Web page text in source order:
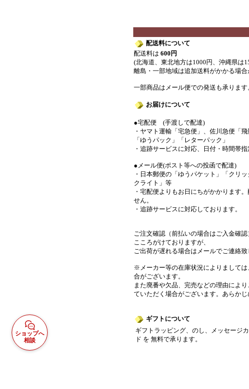
配送料について
配送料は 600円
(北海道、東北地方は1000円、沖縄県は
離島・一部地域は追加送料がかかる場合
一部商品はメール便での発送も承ります
お届けについて
●宅配便 (手渡しで配達)
・ヤマト運輸「宅急便」、佐川急便「
「ゆうパック」「レターパック」
・追跡サービスに対応、日付・時間帯指
●メール便(ポスト等への投函で配達)
・日本郵便の「ゆうパケット」「クリ
クライト」等
・宅配便よりもお日にちがかかります
せん。
・追跡サービスに対応しております。
ご注文確認（前払いの場合はご入金確
こころがけておりますが、
ご出荷が遅れる場合はメールでご連絡致
※メーカー等の在庫状況によりまして
合がございます。
また廃番や欠品、完売などの理由によ
ていただく場合がございます。あらかじ
ギフトについて
ギフトラッピング、のし、メッセージ
ド を 無料で承ります。
ショップへ
相談